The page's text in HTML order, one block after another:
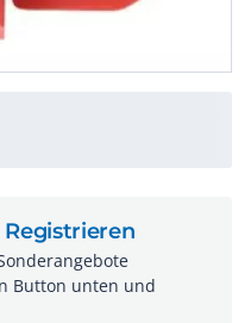
Button unten und